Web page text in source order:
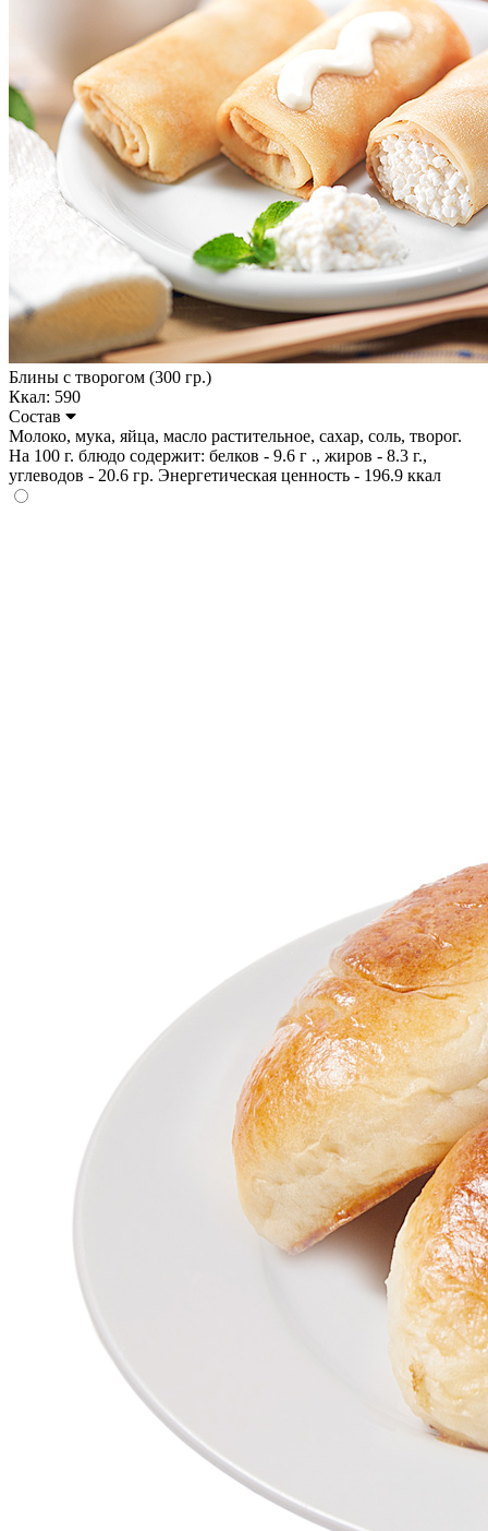
Блины с творогом (300 гр.)
Ккал: 590
Состав
Молоко, мука, яйца, масло растительное, сахар, соль, творог.
На 100 г. блюдо содержит: белков - 9.6 г ., жиров - 8.3 г.,
углеводов - 20.6 гр. Энергетическая ценность - 196.9 ккал